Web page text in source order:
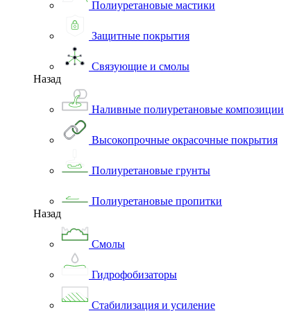
Полиуретановые мастики
Защитные покрытия
Связующие и смолы
Назад
Наливные полиуретановые композиции
Высокопрочные окрасочные покрытия
Полиуретановые грунты
Полиуретановые пропитки
Назад
Смолы
Гидрофобизаторы
Стабилизация и усиление